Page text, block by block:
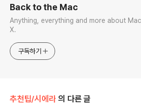
Back to the Mac
Anything, everything and more about
X.
구독하기
추천팁/시에라 의 다른 글